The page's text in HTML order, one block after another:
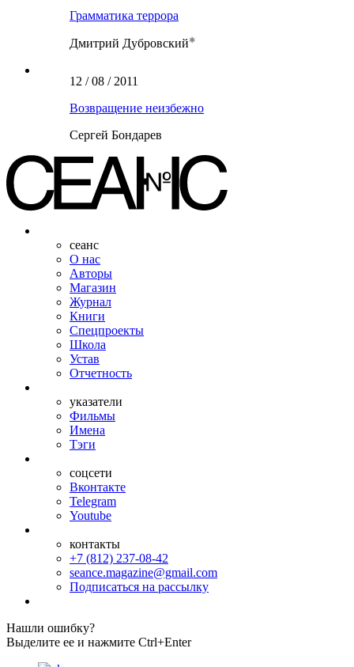
Грамматика террора
Дмитрий Дубровский
12 / 08 / 2011
Возвращение неизбежно
Сергей Бондарев
сеанс
О нас
Авторы
Магазин
Журнал
Книги
Спецпроекты
Школа
Устав
Отчетность
указатели
Фильмы
Имена
Тэги
соцсети
Вконтакте
Telegram
Youtube
контакты
+7 (812) 237-08-42
seance.magazine@gmail.com
Подписаться на рассылку
Нашли ошибку?
Выделите ее и нажмите Ctrl+Enter